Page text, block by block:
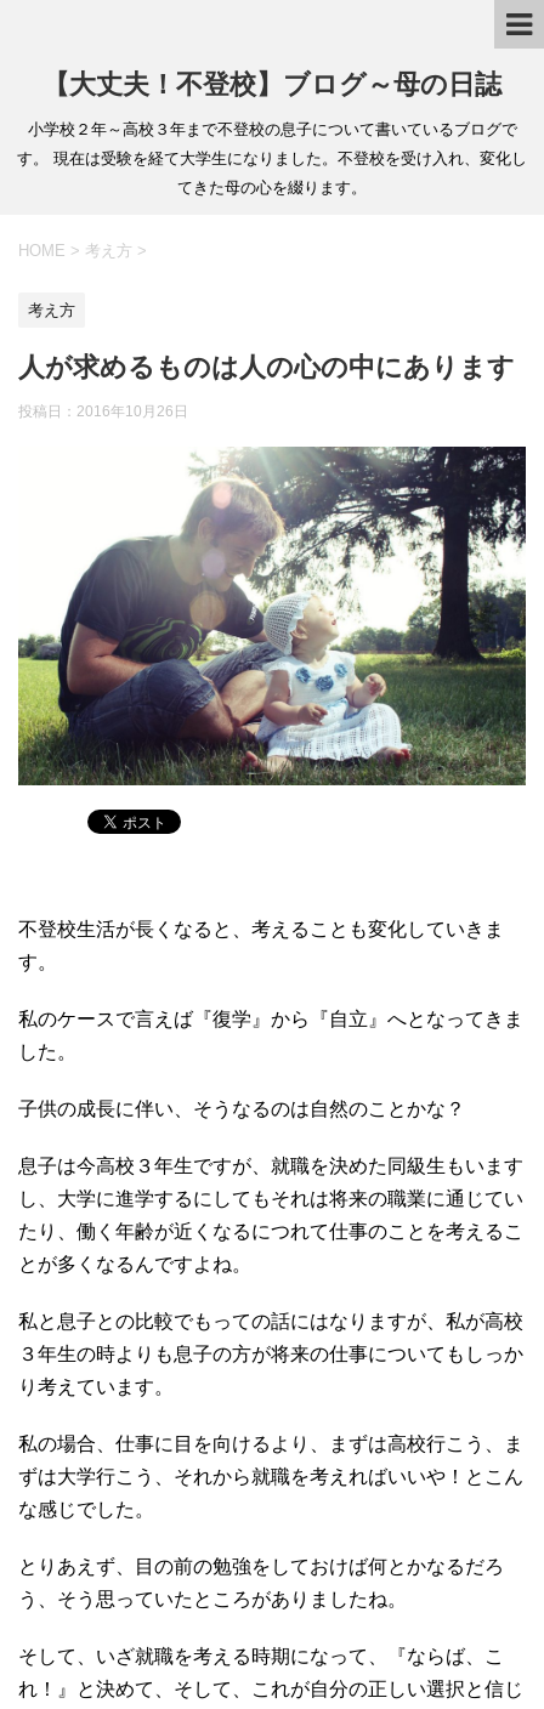
【大丈夫！不登校】ブログ～母の日誌
小学校２年～高校３年まで不登校の息子について書いているブログで
す。 現在は受験を経て大学生になりました。不登校を受け入れ、変化し
てきた母の心を綴ります。
HOME > 考え方 >
考え方
人が求めるものは人の心の中にあります
投稿日：2016年10月26日
不登校生活が長くなると、考えることも変化していきま
す。
私のケースで言えば『復学』から『自立』へとなってきま
した。
子供の成長に伴い、そうなるのは自然のことかな？
息子は今高校３年生ですが、就職を決めた同級生もいます
し、大学に進学するにしてもそれは将来の職業に通じてい
たり、働く年齢が近くなるにつれて仕事のことを考えるこ
とが多くなるんですよね。
私と息子との比較でもっての話にはなりますが、私が高校
３年生の時よりも息子の方が将来の仕事についてもしっか
り考えています。
私の場合、仕事に目を向けるより、まずは高校行こう、ま
ずは大学行こう、それから就職を考えればいいや！とこん
な感じでした。
とりあえず、目の前の勉強をしておけば何とかなるだろ
う、そう思っていたところがありましたね。
そして、いざ就職を考える時期になって、『ならば、こ
れ！』と決めて、そして、これが自分の正しい選択と信じ